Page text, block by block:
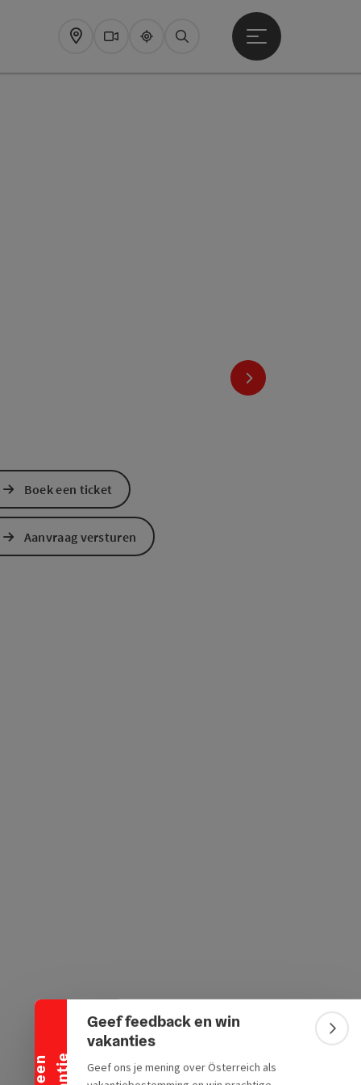
Banner inklappen
Geef feedback en win
vakanties
Geef ons je mening over Österreich als
Map WebcamsUpperguide
Zoeken
Startmenu openen
nächstes Element
Maps
Apple Maps
Boek een ticket
Aanvraag versturen